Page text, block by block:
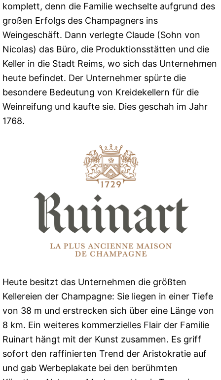
komplett, denn die Familie wechselte aufgrund des
großen Erfolgs des Champagners ins
Weingeschäft. Dann verlegte Claude (Sohn von
Nicolas) das Büro, die Produktionsstätten und die
Keller in die Stadt Reims, wo sich das Unternehmen
heute befindet. Der Unternehmer spürte die
besondere Bedeutung von Kreidekellern für die
Weinreifung und kaufte sie. Dies geschah im Jahr
1768.
Heute besitzt das Unternehmen die größten
Kellereien der Champagne: Sie liegen in einer Tiefe
von 38 m und erstrecken sich über eine Länge von
8 km. Ein weiteres kommerzielles Flair der Familie
Ruinart hängt mit der Kunst zusammen. Es griff
sofort den raffinierten Trend der Aristokratie auf
und gab Werbeplakate bei den berühmten